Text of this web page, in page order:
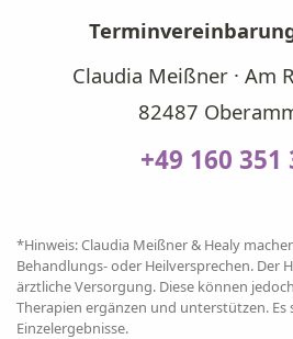
Claudia Meißner · Am
82487
+49 160 351
*Hinweis: Claudia Meißner & Healy
Behandlungs- oder Heilversprechen. Der
ärztliche Versorgung. Diese können
Therapien ergänzen und unterstützen.
Einzelergebnisse.